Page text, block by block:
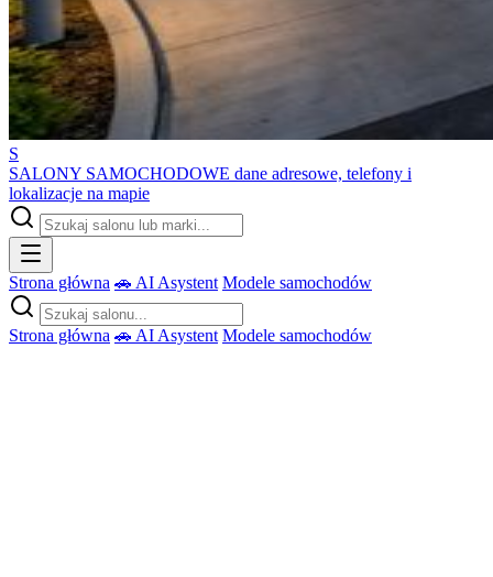
S
SALONY SAMOCHODOWE dane adresowe, telefony i
lokalizacje na mapie
Strona główna 🚗 AI Asystent Modele samochodów
Strona główna 🚗 AI Asystent Modele samochodów